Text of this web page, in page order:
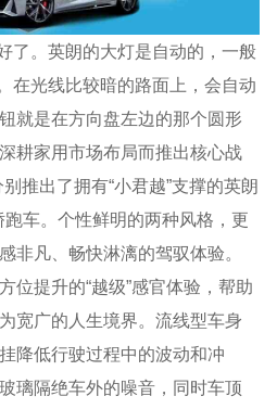
了。英朗的大灯是自动的，一般
在光线比较暗的路面上，会自动
就是在方向盘左边的那个圆形
耕家用市场布局而推出核心战
推出了拥有“小君越”支撑的英朗
车。个性鲜明的两种风格，更
非凡、畅快淋漓的驾驭体验。
位提升的“越级”感官体验，帮助
宽广的人生境界。流线型车身
降低行驶过程中的波动和冲
璃隔绝车外的噪音，同时车顶